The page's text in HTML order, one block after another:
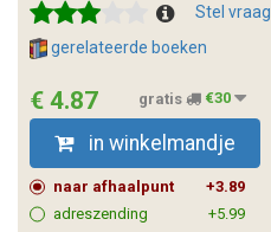
Stel vraag
gerelateerde boeken
€ 4.87 gratis €30
in winkelmandje
naar afhaalpunt
+3.89
adreszending
+5.99